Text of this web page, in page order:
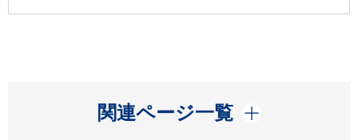
関連ページ一覧
開く